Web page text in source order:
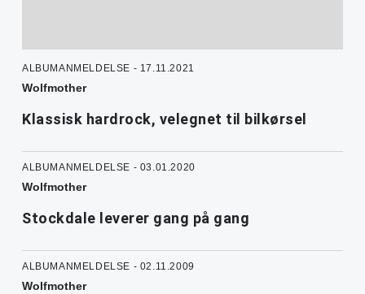
ALBUMANMELDELSE - 17.11.2021
Wolfmother
Klassisk hardrock, velegnet til bilkørsel
ALBUMANMELDELSE - 03.01.2020
Wolfmother
Stockdale leverer gang på gang
ALBUMANMELDELSE - 02.11.2009
Wolfmother